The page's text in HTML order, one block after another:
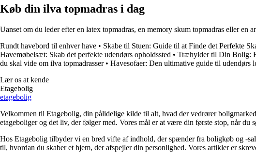
Køb din ilva topmadras i dag
Uanset om du leder efter en latex topmadras, en memory skum topmadras eller
Rundt havebord til enhver have • Skabe til Stuen: Guide til at Finde det Perfekte
Havemøbelsæt: Skab det perfekte udendørs opholdssted • Træhylder til Din Bolig:
du skal vide om ilva topmadrasser• Havesofaer: Den ultimative guide til udendørs
Lær os at kende
Etagebolig
etagebolig
Velkommen til Etagebolig, din pålidelige kilde til alt, hvad der vedrører
etageboliger og det liv, der følger med. Vores mål er at være din første stop, når
Hos Etagebolig tilbyder vi en bred vifte af indhold, der spænder fra boligkøb og -
til, hvordan du skaber et hjem, der afspejler din personlighed. Vores artikler er